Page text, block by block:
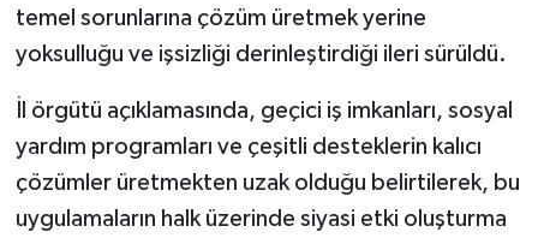
temel sorunlarına çözüm üretmek yerine
yoksulluğu ve işsizliği derinleştirdiği ileri sürüldü.
İl örgütü açıklamasında, geçici iş imkanları, sosyal
yardım programları ve çeşitli desteklerin kalıcı
çözümler üretmekten uzak olduğu belirtilerek, bu
uygulamaların halk üzerinde siyasi etki oluşturma
SPOR
TEKNOLOJİ